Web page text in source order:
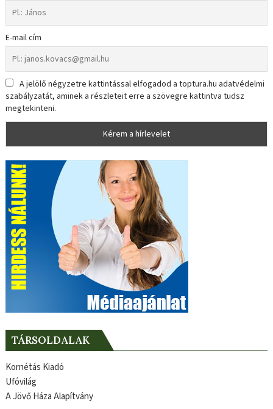
E-mail cím
A jelölő négyzetre kattintással elfogadod a toptura.hu adatvédelmi
szabályzatát, aminek a részleteit erre a szövegre kattintva tudsz
megtekinteni.
TÁRSOLDALAK
Kornétás Kiadó
Ufóvilág
A Jövő Háza Alapítvány